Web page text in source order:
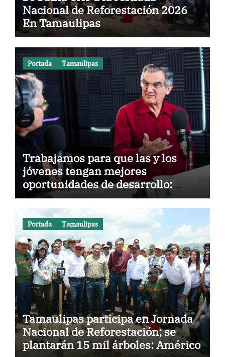
Nacional de Reforestación 2026
En Tamaulipas
Portada Tamaulipas
Trabajamos para que las y los
jóvenes tengan mejores
oportunidades de desarrollo:
Américo
Portada Tamaulipas
Tamaulipas participa en Jornada
Nacional de Reforestación; se
plantarán 15 mil árboles: Américo